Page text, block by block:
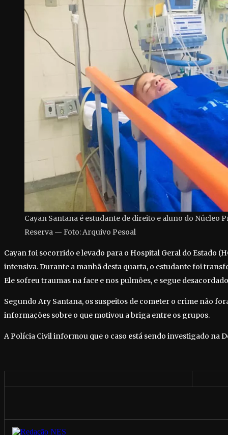
Cayan Santana é estudante de direito e aluno do Núcleo
Reserva — Foto: Arquivo Pesoal
Cayan foi socorrido e levado para o Hospital Geral do Estado
intensiva. Durante a manhã desta quarta, o estudante foi
Ele sofreu traumas na face e nos pulmões, e segue
Segundo Ary Santana, os suspeitos de cometer o crime não
informações sobre o que motivou a briga entre os grupos.
A Polícia Civil informou que o caso está sendo investigado na